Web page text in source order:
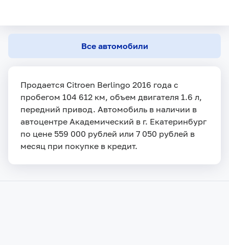
Все автомобили
Продается Citroen Berlingo 2016 года с
пробегом 104 612 км, объем двигателя 1.6 л,
передний привод. Автомобиль в наличии в
автоцентре Академический в г. Екатеринбург
по цене 559 000 рублей или 7 050 рублей в
месяц при покупке в кредит.